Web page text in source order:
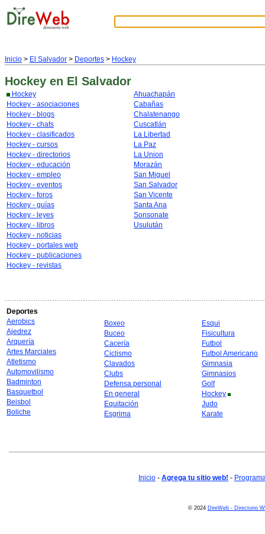
Inicio > El Salvador > Deportes > Hockey
Hockey en El Salvador
Hockey
Hockey - asociaciones
Hockey - blogs
Hockey - chats
Hockey - clasificados
Hockey - cursos
Hockey - directorios
Hockey - educación
Hockey - empleo
Hockey - eventos
Hockey - foros
Hockey - guías
Hockey - leyes
Hockey - libros
Hockey - noticias
Hockey - portales web
Hockey - publicaciones
Hockey - revistas
Ahuachapán
Cabañas
Chalatenango
Cuscatlán
La Libertad
La Paz
La Union
Morazán
San Miguel
San Salvador
San Vicente
Santa Ana
Sonsonate
Usulután
Deportes
Aerobics
Ajedrez
Arquería
Artes Marciales
Atletismo
Automovilismo
Badminton
Basquetbol
Beisbol
Boliche
Boxeo
Buceo
Cacería
Ciclismo
Clavados
Clubs
Defensa personal
En general
Equitación
Esgrima
Esqui
Fisicultura
Futbol
Futbol Americano
Gimnasia
Gimnasios
Golf
Hockey
Judo
Karate
Inicio - Agrega tu sitio web! -
© 2024 DireWeb - Directorio